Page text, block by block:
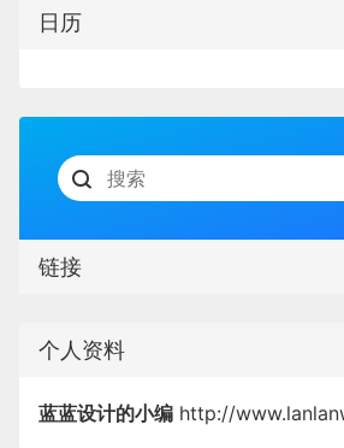
日历
链接
个人资料
蓝蓝设计的小编 http://